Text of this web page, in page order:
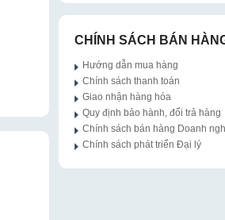
CHÍNH SÁCH BÁN
Hướng dẫn mua hàng
Chính sách thanh toán
Giao nhận hàng hóa
Quy định bảo hành, đổi trả hàng
Chính sách bán hàng Doanh
Chính sách phát triển Đại lý